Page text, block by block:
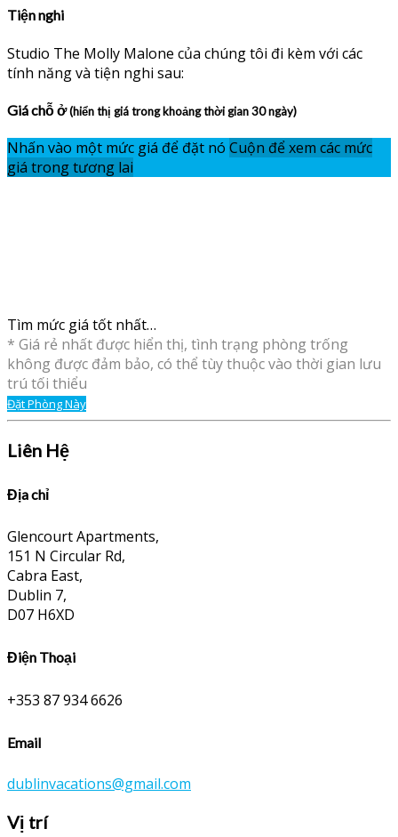
Tiện nghi
Studio The Molly Malone của chúng tôi đi kèm với các
tính năng và tiện nghi sau:
Giá chỗ ở(hiển thị giá trong khoảng thời gian 30 ngày)
Nhấn vào một mức giá để đặt nó Cuộn để xem các mức
giá trong tương lai
Tìm mức giá tốt nhất…
* Giá rẻ nhất được hiển thị, tình trạng phòng trống
không được đảm bảo, có thể tùy thuộc vào thời gian lưu
trú tối thiểu
Đặt Phòng Này
Liên Hệ
Địa chỉ
Glencourt Apartments,
151 N Circular Rd,
Cabra East,
Dublin 7,
D07 H6XD
Điện Thoại
+353 87 934 6626
Email
dublinvacations@gmail.com
Vị trí